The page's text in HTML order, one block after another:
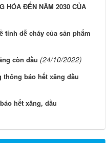
HÓA ĐẾN NĂM 2030 CỦA
tính dễ cháy của sản phẩm
còn dầu (24/10/2022)
báo hết xăng dầu
hết xăng, dầu